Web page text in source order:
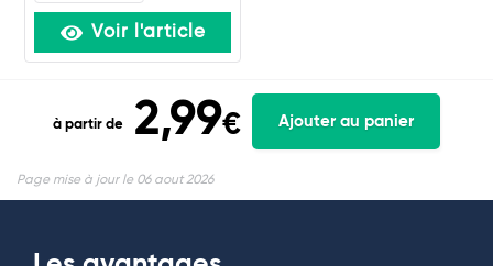
Voir l'article
à partir de 2,99€ Ajouter au panier
Page mise à jour le 06 aout 2026